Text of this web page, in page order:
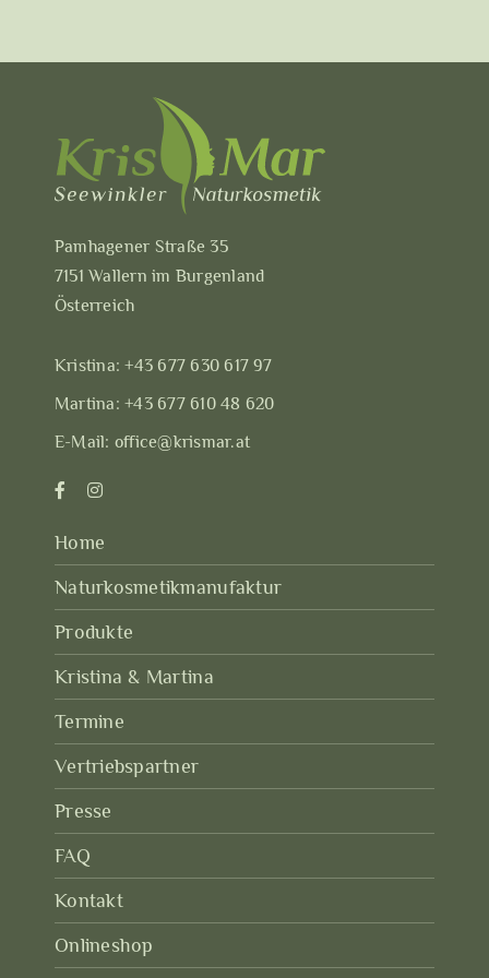
Pamhagener Straße 35
7151 Wallern im Burgenland
Österreich
Kristina:+43 677 630 617 97
Martina:+43 677 610 48 620
E-Mail: office@krismar.at
Home
Naturkosmetikmanufaktur
Produkte
Kristina & Martina
Termine
Vertriebspartner
Presse
FAQ
Kontakt
Onlineshop